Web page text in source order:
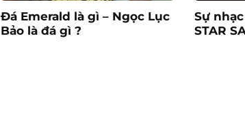
Đá Emerald là gì – Ngọc Lục
Bảo là đá gì ?
Sự
STAR